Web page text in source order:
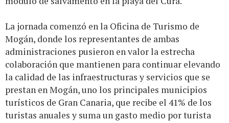
La jornada comenzó en la Oficina de Turismo de
Mogán, donde los representantes de ambas
administraciones pusieron en valor la estrecha
colaboración que mantienen para continuar elevando
la calidad de las infraestructuras y servicios que se
prestan en Mogán, uno los principales municipios
turísticos de Gran Canaria, que recibe el 41% de los
turistas anuales y suma un gasto medio por turista